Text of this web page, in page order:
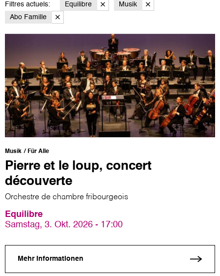
Filtres actuels: Equilibre
Musik
Abo Famille
Musik Für Alle
Pierre et le loup, concert
découverte
Orchestre de chambre fribourgeois
Equilibre
Samstag, 3. Okt. 2026 - 17:00
Mehr Informationen